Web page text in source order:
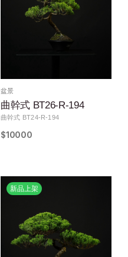
盆景
曲幹式 BT26-R-194
曲幹式 BT24-R-194
$10000
新品上架